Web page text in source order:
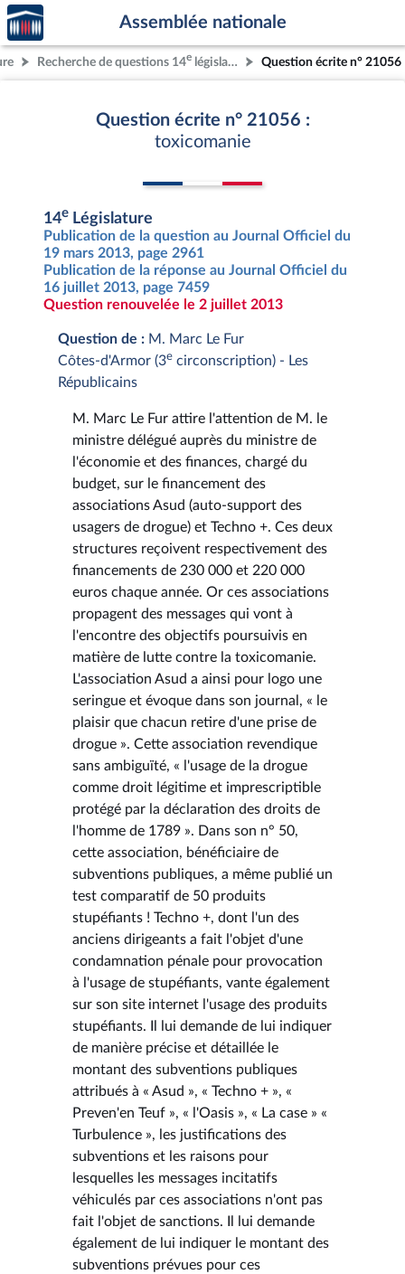
Aller au contenu
Aller en bas de la page
Accèder
à la
page
d'accueil
Assemblée nationale
Recherche de questions 14e législature Question écrite n° 21056
Question écrite n° 21056 :
toxicomanie
14e Législature
Publication de la question au Journal Officiel du
19 mars 2013, page 2961
Publication de la réponse au Journal Officiel du
16 juillet 2013, page 7459
Question renouvelée le 2 juillet 2013
Question de : M. Marc Le Fur
Côtes-d'Armor (3e circonscription) - Les
Républicains
M. Marc Le Fur attire l'attention de M. le
ministre délégué auprès du ministre de
l'économie et des finances, chargé du
budget, sur le financement des
associations Asud (auto-support des
usagers de drogue) et Techno +. Ces deux
structures reçoivent respectivement des
financements de 230 000 et 220 000
euros chaque année. Or ces associations
propagent des messages qui vont à
l'encontre des objectifs poursuivis en
matière de lutte contre la toxicomanie.
L'association Asud a ainsi pour logo une
seringue et évoque dans son journal, « le
plaisir que chacun retire d'une prise de
drogue ». Cette association revendique
sans ambiguïté, « l'usage de la drogue
comme droit légitime et imprescriptible
protégé par la déclaration des droits de
l'homme de 1789 ». Dans son n° 50,
cette association, bénéficiaire de
subventions publiques, a même publié un
test comparatif de 50 produits
stupéfiants ! Techno +, dont l'un des
anciens dirigeants a fait l'objet d'une
condamnation pénale pour provocation
à l'usage de stupéfiants, vante également
sur son site internet l'usage des produits
stupéfiants. Il lui demande de lui indiquer
de manière précise et détaillée le
montant des subventions publiques
attribués à « Asud », « Techno + », «
Preven'en Teuf », « l'Oasis », « La case » «
Turbulence », les justifications des
subventions et les raisons pour
lesquelles les messages incitatifs
véhiculés par ces associations n'ont pas
fait l'objet de sanctions. Il lui demande
également de lui indiquer le montant des
subventions prévues pour ces